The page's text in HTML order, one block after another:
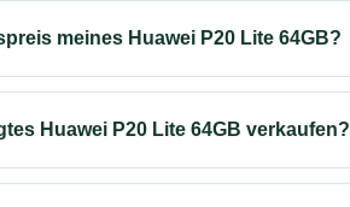
meines Huawei P20 Lite 64GB?
Huawei P20 Lite 64GB verkaufen?